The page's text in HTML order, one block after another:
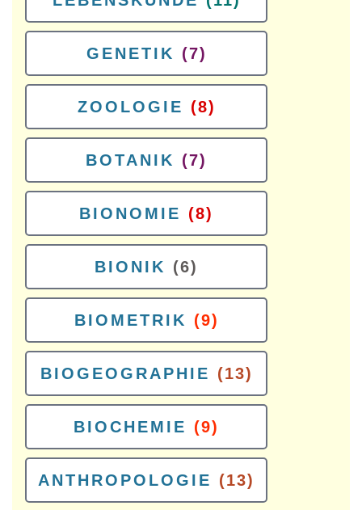
GENETIK (7)
ZOOLOGIE (8)
BOTANIK (7)
BIONOMIE (8)
BIONIK (6)
BIOMETRIK (9)
BIOGEOGRAPHIE (13)
BIOCHEMIE (9)
ANTHROPOLOGIE (13)